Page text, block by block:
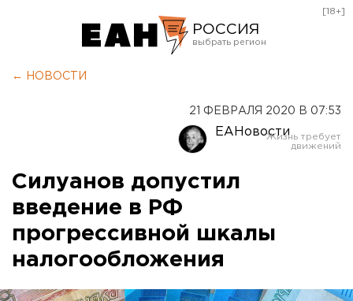
РОССИЯ
Оренбург
[18+]
← НОВОСТИ
21 ФЕВРАЛЯ 2020 В 07:53
ЕАНовости
Силуанов допустил
введение в РФ
прогрессивной шкалы
налогообложения